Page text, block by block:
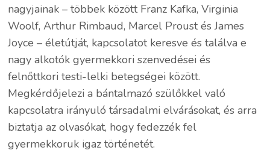
nagyjainak – többek között Franz Kafka, Virginia
Woolf, Arthur Rimbaud, Marcel Proust és James
Joyce – életútját, kapcsolatot keresve és találva e
nagy alkotók gyermekkori szenvedései és
felnőttkori testi-lelki betegségei között.
Megkérdőjelezi a bántalmazó szülőkkel való
kapcsolatra irányuló társadalmi elvárásokat, és arra
biztatja az olvasókat, hogy fedezzék fel
gyermekkoruk igaz történetét.